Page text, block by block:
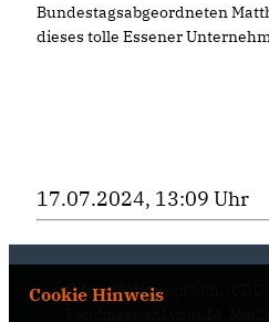
Bundestagsabgeordneten
dieses tolle Essener
17.07.2024, 13:09 Uhr
Fabian Schrumpf MdL (CDU)
Cookie Hinweis